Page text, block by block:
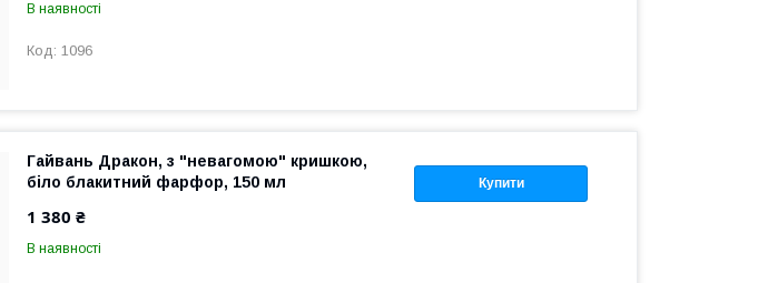
В наявності
1096
Купити
Гайвань Дракон, з "невагомою" кришкою,
біло блакитний фарфор, 150 мл
1 380 ₴
В наявності